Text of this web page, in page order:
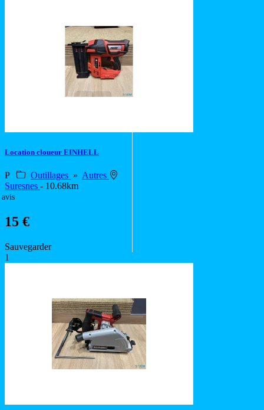
Location cloueur EINHELL
P Outillages » Autres
Suresnes - 10.68km
avis
15 €
Sauvegarder
1